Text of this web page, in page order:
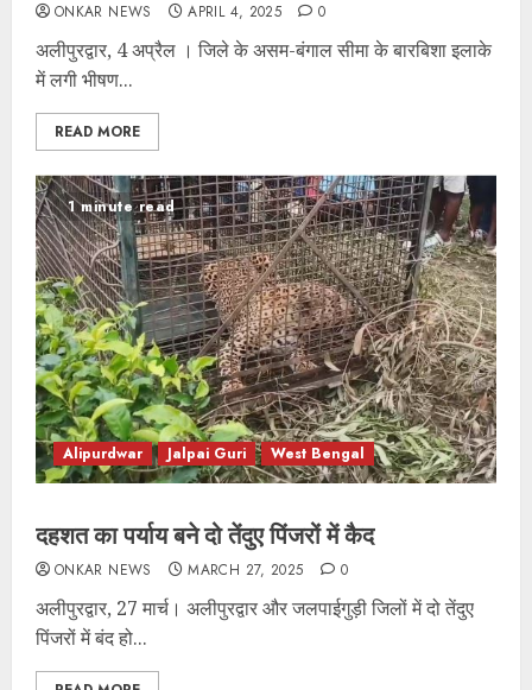
ONKAR NEWS APRIL 4, 2025 0
अलीपुरद्वार, 4 अप्रैल । जिले के असम-बंगाल सीमा के बारबिशा इलाके
में लगी भीषण...
READ MORE
1 minute read
Alipurdwar Jalpai Guri West Bengal
दहशत का पर्याय बने दो तेंदुए पिंजरों में कैद
ONKAR NEWS MARCH 27, 2025 0
अलीपुरद्वार, 27 मार्च। अलीपुरद्वार और जलपाईगुड़ी जिलों में दो तेंदुए
पिंजरों में बंद हो...